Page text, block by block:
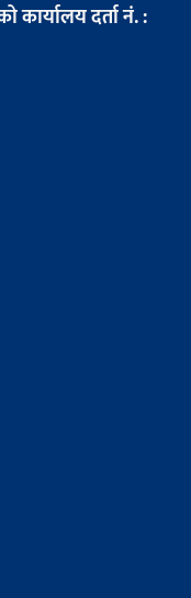
कार्यालय दर्ता नं. :